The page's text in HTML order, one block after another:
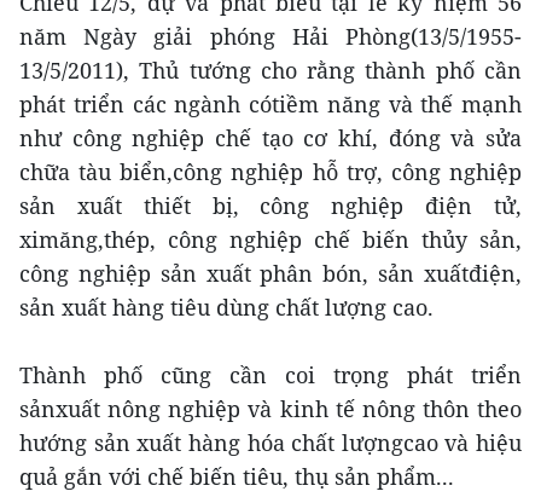
năm Ngày giải phóng Hải Phòng(13/5/1955-
13/5/2011), Thủ tướng cho rằng thành phố cần
phát triển các ngành cótiềm năng và thế mạnh
như công nghiệp chế tạo cơ khí, đóng và sửa
chữa tàu biển,công nghiệp hỗ trợ, công nghiệp
sản xuất thiết bị, công nghiệp điện tử,
ximăng,thép, công nghiệp chế biến thủy sản,
công nghiệp sản xuất phân bón, sản xuấtđiện,
sản xuất hàng tiêu dùng chất lượng cao.
Thành phố cũng cần coi trọng phát triển
sảnxuất nông nghiệp và kinh tế nông thôn theo
hướng sản xuất hàng hóa chất lượngcao và hiệu
quả gắn với chế biến tiêu, thụ sản phẩm...